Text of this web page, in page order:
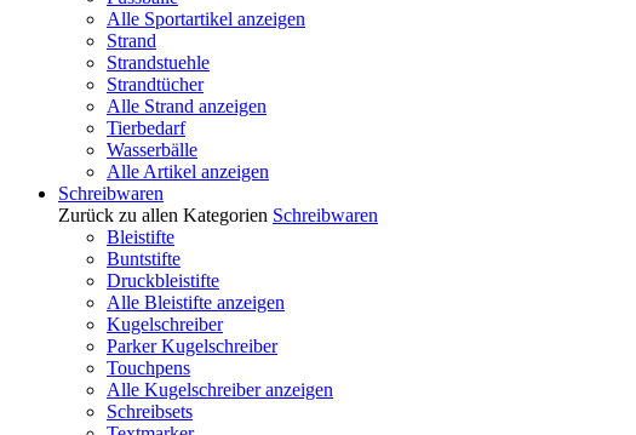
Alle Sportartikel anzeigen
Strand
Strandstuehle
Strandtücher
Alle Strand anzeigen
Tierbedarf
Wasserbälle
Alle Artikel anzeigen
Schreibwaren
Zurück zu allen Kategorien Schreibwaren
Bleistifte
Buntstifte
Druckbleistifte
Alle Bleistifte anzeigen
Kugelschreiber
Parker Kugelschreiber
Touchpens
Alle Kugelschreiber anzeigen
Schreibsets